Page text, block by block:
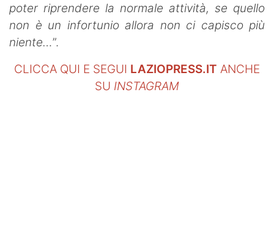
poter riprendere la normale attività, se quello
non è un infortunio allora non ci capisco più
niente…”.
CLICCA QUI E SEGUI LAZIOPRESS.IT ANCHE
SU INSTAGRAM